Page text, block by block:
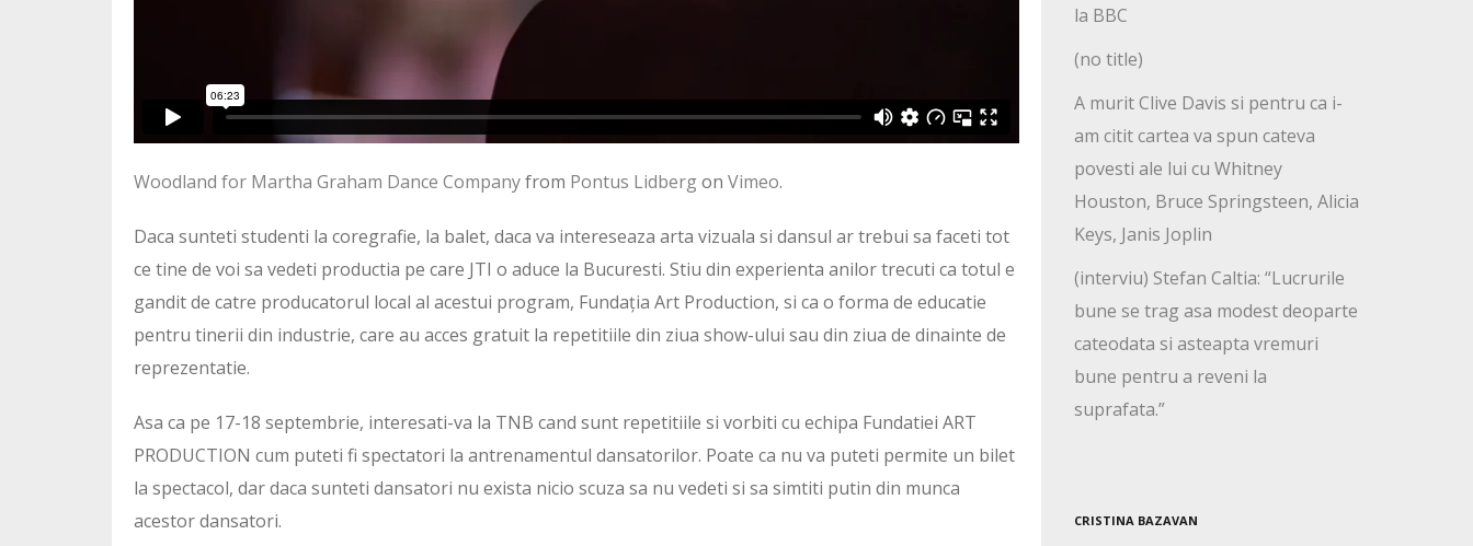
Woodland for Martha Graham Dance Companyfrom Pontus Lidbergon Vimeo.
Daca sunteti studenti la coregrafie, la balet, daca va intereseaza arta vizuala si dansul ar trebui sa faceti tot
ce tine de voi sa vedeti productia pe care JTI o aduce la Bucuresti. Stiu din experienta anilor trecuti ca totul e
gandit de catre producatorul local al acestui program, Fundația Art Production, si ca o forma de educatie
pentru tinerii din industrie, care au acces gratuit la repetitiile din ziua show-ului sau din ziua de dinainte de
reprezentatie.
Asa ca pe 17-18 septembrie, interesati-va la TNB cand sunt repetitiile si vorbiti cu echipa Fundatiei ART
PRODUCTION cum puteti fi spectatori la antrenamentul dansatorilor. Poate ca nu va puteti permite un bilet
la spectacol, dar daca sunteti dansatori nu exista nicio scuza sa nu vedeti si sa simtiti putin din munca
acestor dansatori.
la BBC
(no title)
A murit Clive Davis si pentru ca i-
am citit cartea va spun cateva
povesti ale lui cu Whitney
Houston, Bruce Springsteen, Alicia
Keys, Janis Joplin
(interviu) Stefan Caltia: “Lucrurile
bune se trag asa modest deoparte
cateodata si asteapta vremuri
bune pentru a reveni la
suprafata.”
CRISTINA BAZAVAN